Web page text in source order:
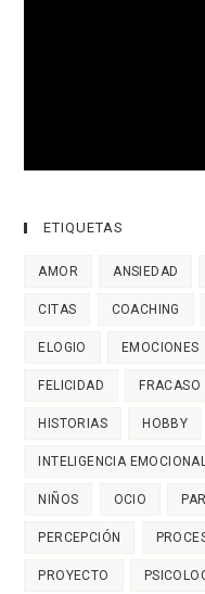
ETIQUETAS
AMOR ANSIEDAD
CITAS COACHING
ELOGIO EMOCIONES
FELICIDAD FRACASO
HISTORIAS HOBBY
INTELIGENCIA
NIÑOS OCIO
PERCEPCIÓN
PROYECTO